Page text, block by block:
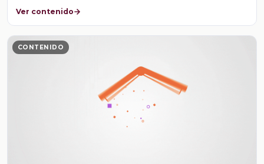
Ver contenido
CONTENIDO